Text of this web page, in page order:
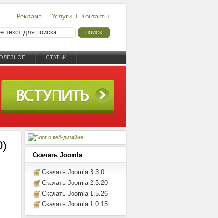
Реклама Услуги Контакты
СТАТЬИ
Скачать Joomla
Скачать Joomla 3.3.0
Скачать Joomla 2.5.20
Скачать Joomla 1.5.26
Скачать Joomla 1.0.15